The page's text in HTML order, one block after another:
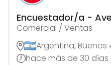
Encuestador/a -
Comercial / Ventas
Argentina, Buenos
hace más de 30 días